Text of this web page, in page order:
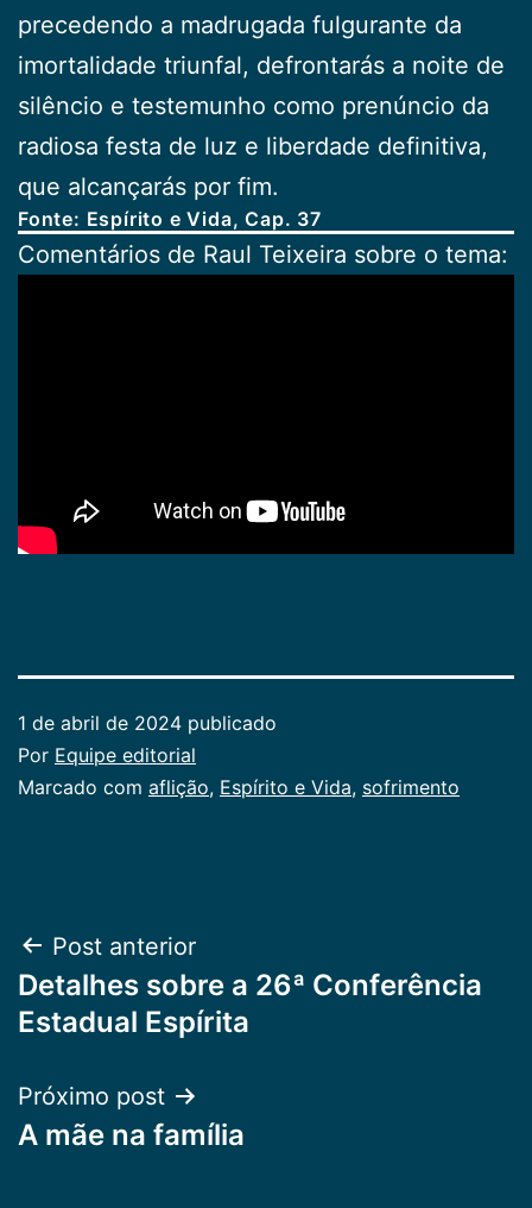
precedendo a madrugada fulgurante da
imortalidade triunfal, defrontarás a noite de
silêncio e testemunho como prenúncio da
radiosa festa de luz e liberdade definitiva,
que alcançarás por fim.
Fonte: Espírito e Vida, Cap. 37
Comentários de Raul Teixeira sobre o tema:
1 de abril de 2024 publicado
Por Equipe editorial
Categorizado
Marcado com aflição, Espírito e Vida, sofrimento
Navegação
de
Post anterior
Detalhes sobre a 26ª Conferência
Estadual Espírita
Próximo post
A mãe na família